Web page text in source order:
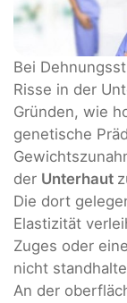
Bei
Risse in der
Gründen, wie
genetische
der Unterhaut
Die dort
Elastizität
Zuges oder
nicht
An der